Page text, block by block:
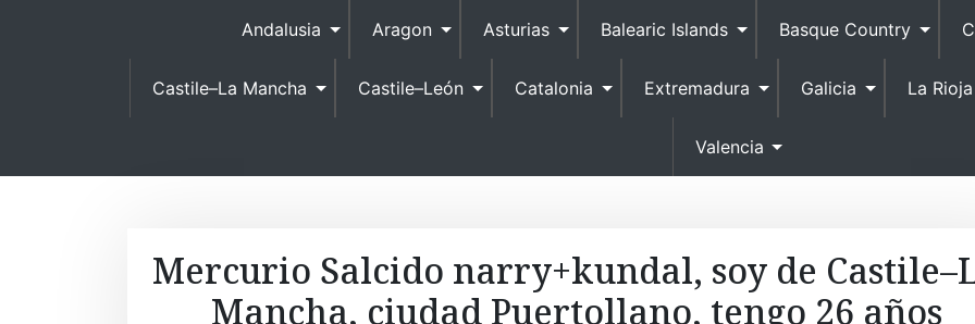
p
o
e
Andalusia Aragon Asturias Balearic Islands Basque Country
Castile–La Mancha Castile–León Catalonia Extremadura Galicia La Rioja
Valencia
Mercurio Salcido narry+kundal, soy de
Mancha, ciudad Puertollano, tengo 26 años